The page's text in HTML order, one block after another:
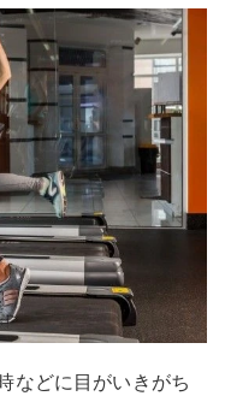
などに目がいきがち